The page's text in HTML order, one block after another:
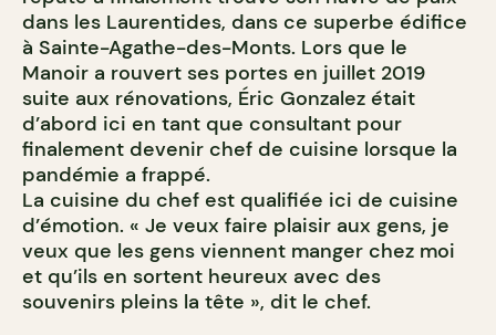
dans les Laurentides, dans ce superbe édifice
à Sainte-Agathe-des-Monts. Lors que le
Manoir a rouvert ses portes en juillet 2019
suite aux rénovations, Éric Gonzalez était
d’abord ici en tant que consultant pour
finalement devenir chef de cuisine lorsque la
pandémie a frappé.
La cuisine du chef est qualifiée ici de cuisine
d’émotion. « Je veux faire plaisir aux gens, je
veux que les gens viennent manger chez moi
et qu’ils en sortent heureux avec des
souvenirs pleins la tête », dit le chef.